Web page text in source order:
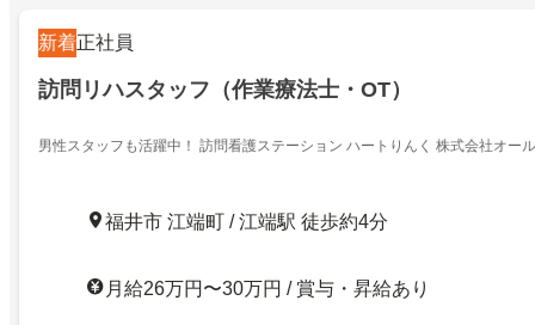
新着正社員
訪問リハスタッフ（作業療法士・OT）
男性スタッフも活躍中！ 訪問看護ステーション ハートりんく 株式会社オー
福井市 江端町 / 江端駅 徒歩約4分
月給26万円〜30万円 / 賞与・昇給あり